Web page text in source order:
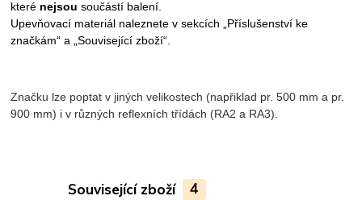
které nejsou součástí balení.
Upevňovací materiál naleznete v sekcích „Příslušenství ke
značkám“ a „Související zboží“.
Značku lze poptat v jiných velikostech (napřiklad pr. 500 mm a pr.
900 mm) i v různých reflexních třídách (RA2 a RA3).
Související zboží 4